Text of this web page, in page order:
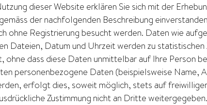
dieser Website erklären Sie sich mit der
der nachfolgenden Beschreibung
ohne Registrierung besucht werden. Daten wie
Dateien, Datum und Uhrzeit werden zu
ohne dass diese Daten unmittelbar auf Ihre Person
personenbezogene Daten (beispielsweise Name,
erfolgt dies, soweit möglich, stets auf
Zustimmung nicht an Dritte weitergegeben.